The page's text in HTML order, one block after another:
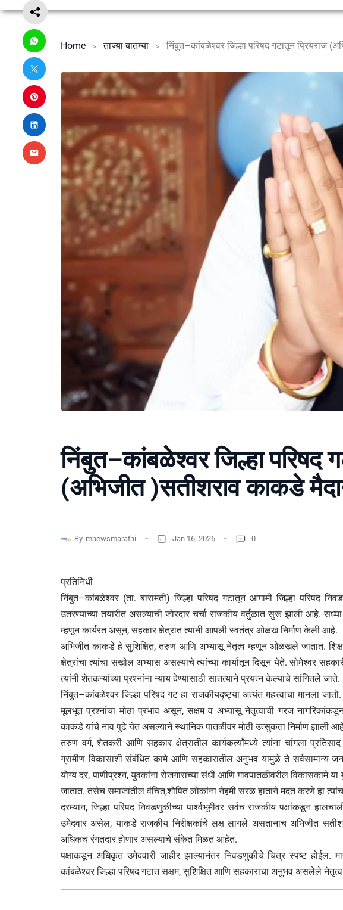
Home ताज्या बातम्या
निंबुत–कांबळेश्वर जिल्हा परिषद
(अभिजीत )सतीशराव काकडे
By mnewsmarathi Jan 16, 2026 0
प्रतिनिधी
निंबुत–कांबळेश्वर (ता. बारामती) जिल्हा परिषद गटातून आगामी जिल्हा परिषद
उतरण्याच्या तयारीत असल्याची जोरदार चर्चा राजकीय वर्तुळात सुरू झाली आहे.
म्हणून कार्यरत असून, सहकार क्षेत्रात त्यांनी आपली स्वतंत्र ओळख निर्माण केली आहे.
अभिजीत काकडे हे सुशिक्षित, तरुण आणि अभ्यासू नेतृत्व म्हणून ओळखले जातात.
क्षेत्रांचा त्यांचा सखोल अभ्यास असल्याचे त्यांच्या कार्यातून दिसून येते. सोमेश्वर
त्यांनी शेतकऱ्यांच्या प्रश्नांना न्याय देण्यासाठी सातत्याने प्रयत्न केल्याचे सांगितले जाते.
निंबुत–कांबळेश्वर जिल्हा परिषद गट हा राजकीयदृष्ट्या अत्यंत महत्त्वाचा मानला
मूलभूत प्रश्नांचा मोठा प्रभाव असून, सक्षम व अभ्यासू नेतृत्वाची गरज
काकडे यांचे नाव पुढे येत असल्याने स्थानिक पातळीवर मोठी उत्सुकता निर्माण झाली
तरुण वर्ग, शेतकरी आणि सहकार क्षेत्रातील कार्यकर्त्यांमध्ये त्यांना चांगला
ग्रामीण विकासाशी संबंधित कामे आणि सहकारातील अनुभव यामुळे ते सर्वसामान्य
योग्य दर, पाणीप्रश्न, युवकांना रोजगाराच्या संधी आणि गावपातळीवरील विकासकामे
जातात. तसेच समाजातील वंचित,शोषित लोकांना नेहमी सरळ हाताने मदत करणे हा
दरम्यान, जिल्हा परिषद निवडणुकीच्या पार्श्वभूमीवर सर्वच राजकीय पक्षांकडून
उमेदवार असेल, याकडे राजकीय निरीक्षकांचे लक्ष लागले असतानाच अभिजीत
अधिकच रंगतदार होणार असल्याचे संकेत मिळत आहेत.
पक्षाकडून अधिकृत उमेदवारी जाहीर झाल्यानंतर निवडणुकीचे चित्र स्पष्ट होईल.
कांबळेश्वर जिल्हा परिषद गटात सक्षम, सुशिक्षित आणि सहकाराचा अनुभव असलेले